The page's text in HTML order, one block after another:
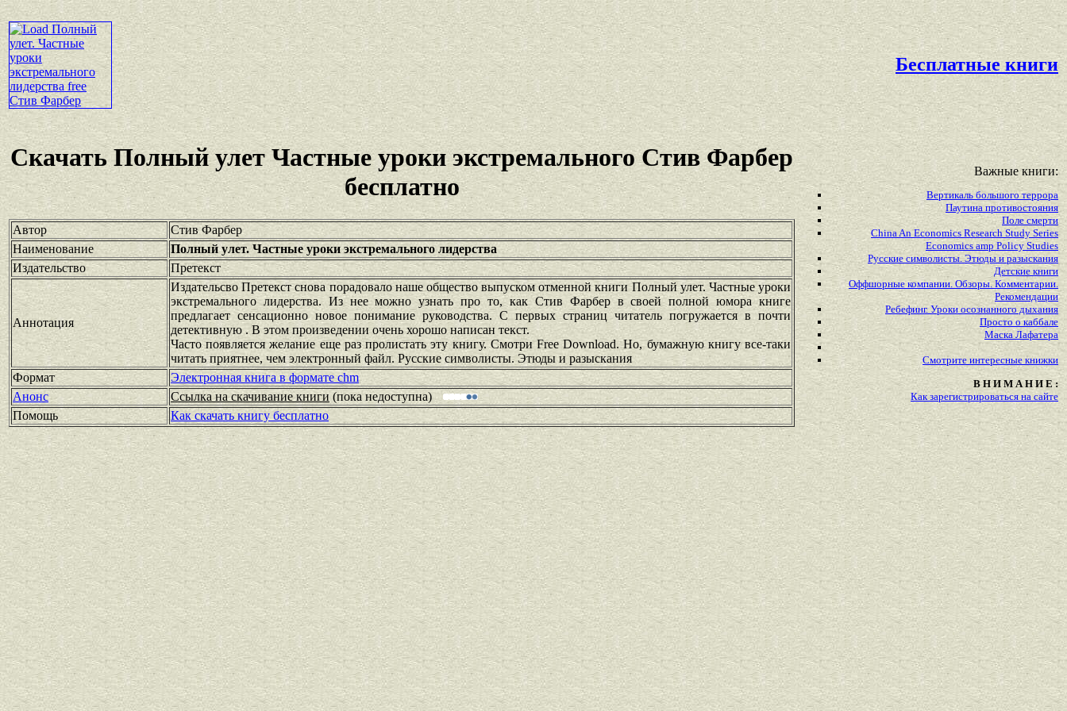
Бесплатные книги
Скачать Полный улет Частные уроки экстремального Стив Фарбер
бесплатно
Автор
Стив Фарбер
Наименование
Полный улет. Частные уроки экстремального лидерства
Издательство
Претекст
Аннотация
Издательсво Претекст снова порадовало наше общество выпуском отменной книги Полный улет. Частные уроки
экстремального лидерства. Из нее можно узнать про то, как Стив Фарбер в своей полной юмора книге
предлагает сенсационно новое понимание руководства. С первых страниц читатель погружается в почти
детективную . В этом произведении очень хорошо написан текст.
Часто появляется желание еще раз пролистать эту книгу. Смотри Free Download. Но, бумажную книгу все-таки
читать приятнее, чем электронный файл. Русские символисты. Этюды и разыскания
Формат
Электронная книга в формате chm
Анонс
Ссылка на скачивание книги (пока недоступна)
Помощь
Как скачать книгу бесплатно
Важные книги:
Вертикаль большого террора
Паутина противостояния
Поле смерти
China An Economics Research Study Series
Economics amp Policy Studies
Русские символисты. Этюды и разыскания
Детские книги
Оффшорные компании. Обзоры. Комментарии.
Рекомендации
Ребефинг. Уроки осознанного дыхания
Просто о каббале
Маска Лафатера
Смотрите интересные книжки
В Н И М А Н И Е :
Как зарегистрироваться на сайте